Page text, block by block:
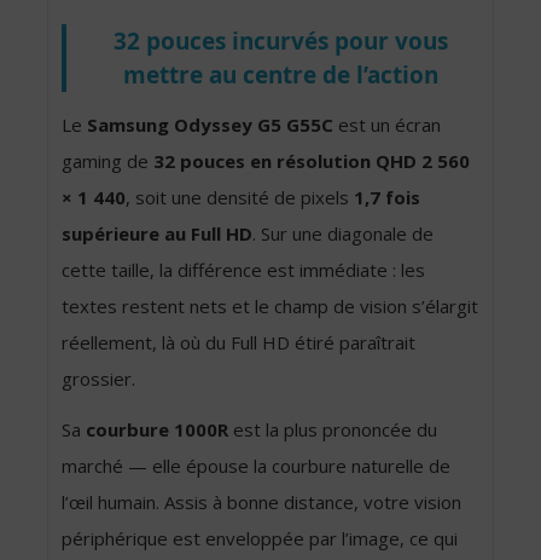
32 pouces incurvés pour vous
mettre au centre de l’action
Le Samsung Odyssey G5 G55C est un écran
gaming de 32 pouces en résolution QHD 2 560
× 1 440, soit une densité de pixels 1,7 fois
supérieure au Full HD. Sur une diagonale de
cette taille, la différence est immédiate : les
textes restent nets et le champ de vision s’élargit
réellement, là où du Full HD étiré paraîtrait
grossier.
Sa courbure 1000Rest la plus prononcée du
marché — elle épouse la courbure naturelle de
l’œil humain. Assis à bonne distance, votre vision
périphérique est enveloppée par l’image, ce qui